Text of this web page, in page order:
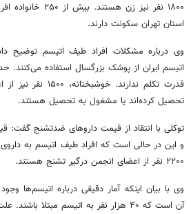
۱۸۰۰ نفر نیز زن هستند. بیش از ۲۵۰ خانواده افراد عضو انجمن
استان تهران سکونت دارند.
وی درباره مشکلات افراد طیف اتیسم توضیح داد: ۲۲۰۰ نفر از اعضای
اتیسم
قدرت تکلم ندارند.
تحصیل کرده‌اند یا مشغول به تحصیل هستند.
توکلی با انتقاد از قیمت داروهای ضدتشنج گفت:
و این در حالی است که افراد طیف اتیسمبه داروی
۲۲۰۰ نفر از اعضای انجمن درگیر تشنج هستند.
وی با بیان اینکه آمار دقیقی درباره اتیسم‌ها
آن است که ۴۰ هزار نفر به
اتیسم مبتلا باشند.